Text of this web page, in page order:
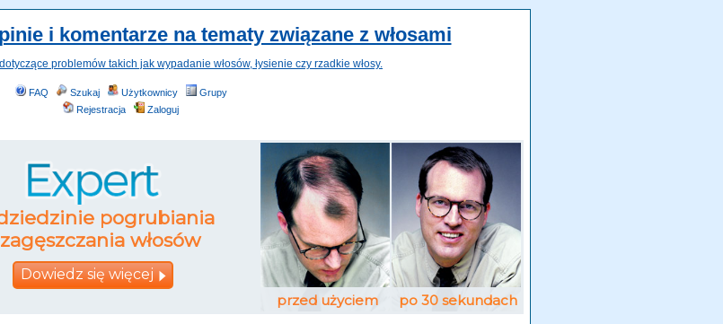
i komentarze na tematy związane z włosami
problemów takich jak wypadanie włosów, łysienie czy rzadkie włosy.
FAQ Szukaj Użytkownicy
Grupy
Rejestracja
Zaloguj